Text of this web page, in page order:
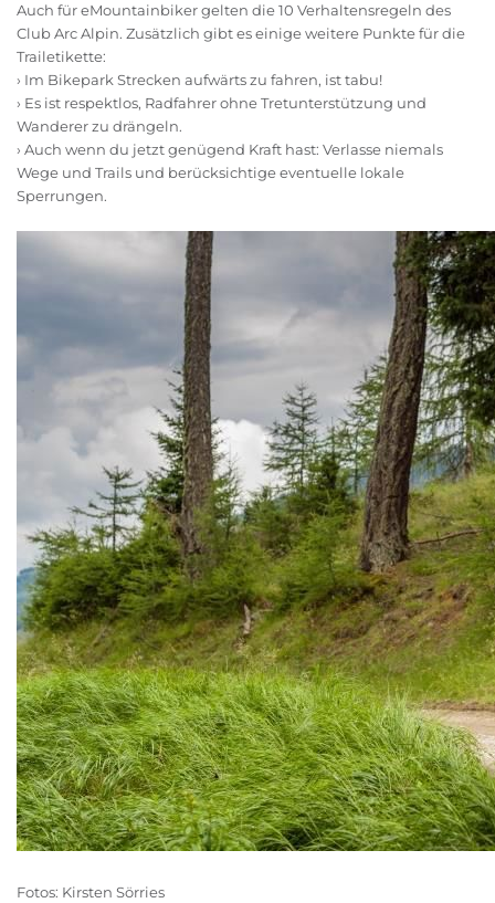
Auch für eMountainbiker gelten die 10 Verhaltensregeln des
Club Arc Alpin. Zusätzlich gibt es einige weitere Punkte für die
Trailetikette:
› Im Bikepark Strecken aufwärts zu fahren, ist tabu!
› Es ist respektlos, Radfahrer ohne Tretunterstützung und
Wanderer zu drängeln.
› Auch wenn du jetzt genügend Kraft hast: Verlasse niemals
Wege und Trails und berücksichtige eventuelle lokale
Sperrungen.
Fotos: Kirsten Sörries